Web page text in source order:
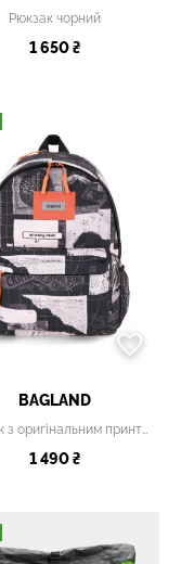
Рюкзак чорний
1 650 ₴
BAGLAND
Рюкзак з оригінальним принтом
1 490 ₴